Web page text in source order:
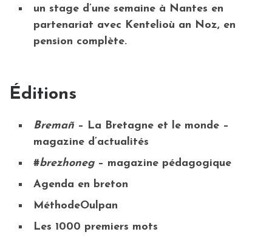
un stage d’une semaine à Nantes en
partenariat avec Kentelioù an Noz, en
pension complète.
Éditions
Bremañ – La Bretagne et le monde –
magazine d’actualités
#brezhoneg– magazine pédagogique
Agenda en breton
MéthodeOulpan
Les 1000 premiers mots